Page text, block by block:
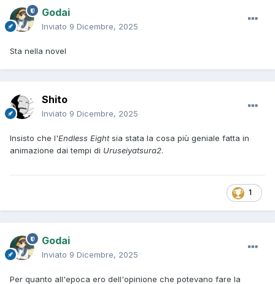
Godai
Inviato 9 Dicembre, 2025
Sta nella novel
Shito
Inviato 9 Dicembre, 2025
Insisto che l'Endless Eightsia stata la cosa più geniale fatta in
animazione dai tempi di Uruseiyatsura2.
1
Godai
Inviato 9 Dicembre, 2025
Per quanto all'epoca ero dell'opinione che potevano fare la